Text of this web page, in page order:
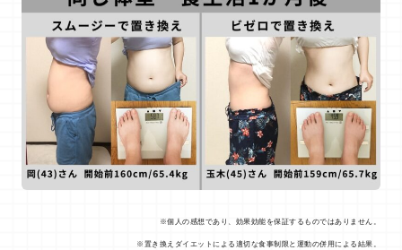
※個人の感想であり、効果効能を保証するものではありません。
※置き換えダイエットによる適切な食事制限と運動の併用による結果。